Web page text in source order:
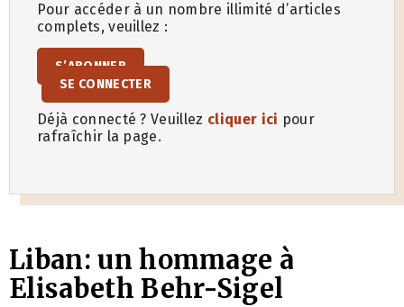
Pour accéder à un nombre illimité d’articles
complets, veuillez :
S’ABONNER
SE CONNECTER
Déjà connecté ? Veuillez cliquer ici pour
rafraîchir la page.
Liban: un hommage à
Elisabeth Behr-Sigel